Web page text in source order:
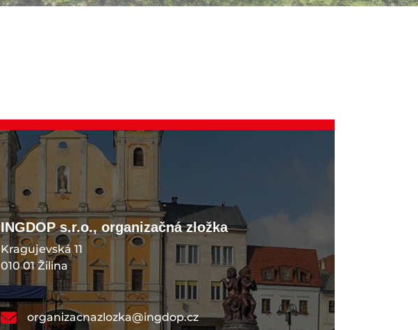
INGDOP s.r.o., organizačná zložka
Kragujevská 11
010 01 Žilina
organizacnazlozka@ingdop.cz